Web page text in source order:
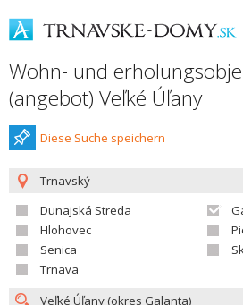
Wohn- und
(angebot) Veľké Úľany
Diese Suche speichern
Trnavský
Dunajská Streda
Hlohovec
Senica
Trnava